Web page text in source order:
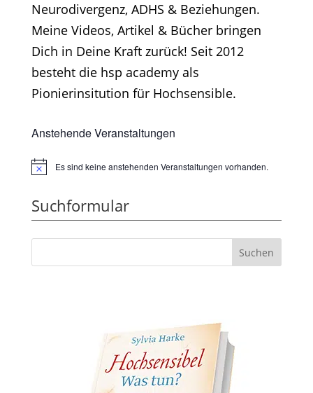
Neurodivergenz, ADHS & Beziehungen.
Meine Videos, Artikel & Bücher bringen
Dich in Deine Kraft zurück! Seit 2012
besteht die hsp academy als
Pionierinsitution für Hochsensible.
Anstehende Veranstaltungen
HinweisEs sind keine anstehenden Veranstaltungen vorhanden.
Suchformular